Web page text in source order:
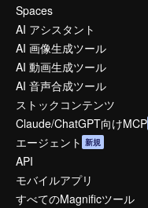
Spaces
AI アシスタント
AI 画像生成ツール
AI 動画生成ツール
AI 音声合成ツール
ストックコンテンツ
Claude/ChatGPT向けMCP
エージェント 新規
API
モバイルアプリ
すべてのMagnificツール